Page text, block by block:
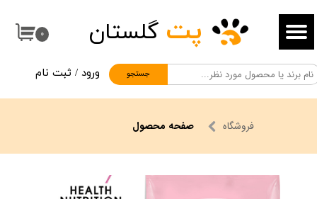
۰
جستجو
پت گلستان
ورود / ثبت نام
حساب کاربری من
تغییر گذر واژه
سفارشات
خروج از حساب کاربری
فروشگاه صفحه محصول